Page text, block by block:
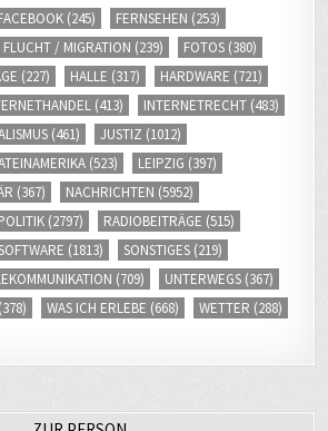
(245) FERNSEHEN (253)
FLUCHT / MIGRATION (239) FOTOS (380)
(227) HALLE (317) HARDWARE (721)
(413) INTERNETRECHT (483)
(461) JUSTIZ (1012)
(523) LEIPZIG (397)
(367) NACHRICHTEN (5952)
(2797) RADIOBEITRÄGE (515)
(1813) SONSTIGES (219)
(709) UNTERWEGS (367)
(378) WAS ICH ERLEBE (668) WETTER (288)